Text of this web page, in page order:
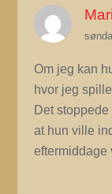
Om jeg kan
hvor jeg
Det
at hun ville
eftermiddage